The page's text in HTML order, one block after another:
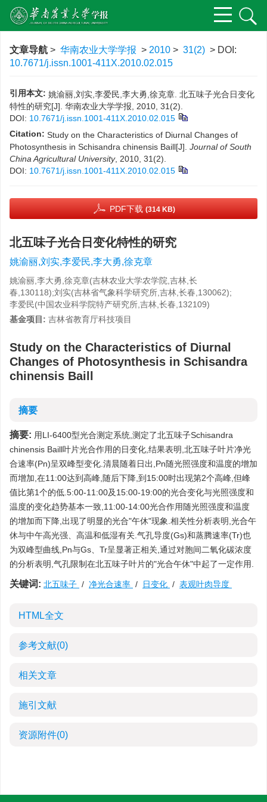
文章导航 > 华南农业大学学报 > 2010 > 31(2) > DOI:
10.7671/j.issn.1001-411X.2010.02.015
引用本文: 姚渝丽,刘实,李爱民,李大勇,徐克章. 北五味子光合日变化
特性的研究[J]. 华南农业大学学报, 2010, 31(2).
DOI: 10.7671/j.issn.1001-411X.2010.02.015
Citation: Study on the Characteristics of Diurnal Changes of
Photosynthesis in Schisandra chinensis Baill[J]. Journal of South
China Agricultural University, 2010, 31(2).
DOI: 10.7671/j.issn.1001-411X.2010.02.015
PDF下载 (314 KB)
北五味子光合日变化特性的研究
姚渝丽,刘实,李爱民,李大勇,徐克章
姚渝丽,李大勇,徐克章(吉林农业大学农学院,吉林,长
春,130118);刘实(吉林省气象科学研究所,吉林,长春,130062);
李爱民(中国农业科学院特产研究所,吉林,长春,132109)
基金项目: 吉林省教育厅科技项目
Study on the Characteristics of Diurnal
Changes of Photosynthesis in Schisandra
chinensis Baill
摘要
摘要: 用LI-6400型光合测定系统,测定了北五味子Schisandra
chinensis Baill叶片光合作用的日变化,结果表明,北五味子叶片净光
合速率(Pn)呈双峰型变化.清晨随着日出,Pn随光照强度和温度的增加
而增加,在11:00达到高峰,随后下降,到15:00时出现第2个高峰,但峰
值比第1个的低.5:00-11:00及15:00-19:00的光合变化与光照强度和
温度的变化趋势基本一致,11:00-14:00光合作用随光照强度和温度
的增加而下降,出现了明显的光合"午休"现象.相关性分析表明,光合午
休与中午高光强、高温和低湿有关.气孔导度(Gs)和蒸腾速率(Tr)也
为双峰型曲线,Pn与Gs、Tr呈显著正相关,通过对胞间二氧化碳浓度
的分析表明,气孔限制在北五味子叶片的"光合午休"中起了一定作用.
关键词: 北五味子 / 净光合速率 / 日变化 / 表观叶肉导度
HTML全文
参考文献(0)
相关文章
施引文献
资源附件(0)